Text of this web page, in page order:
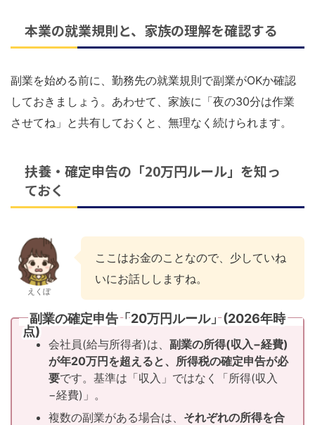
本業の就業規則と、家族の理解を確認する
副業を始める前に、勤務先の就業規則で副業がOKか確認
しておきましょう。あわせて、家族に「夜の30分は作業
させてね」と共有しておくと、無理なく続けられます。
扶養・確定申告の「20万円ルール」を知っ
ておく
えくぼ
ここはお金のことなので、少していね
いにお話ししますね。
副業の確定申告「20万円ルール」(2026年時
点)
会社員(給与所得者)は、 副業の所得(収入−経費)
が年20万円を超えると、所得税の確定申告が必
要です。基準は「収入」ではなく「所得(収入
−経費)」。
複数の副業がある場合は、 それぞれの所得を合